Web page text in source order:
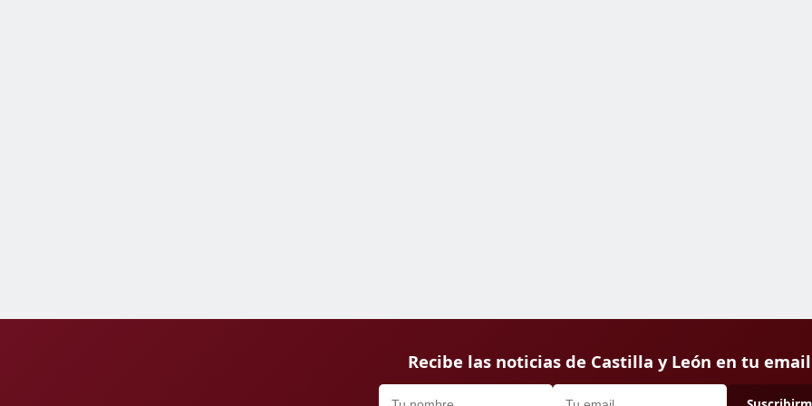
Recibe las noticias de Castilla y León en tu email